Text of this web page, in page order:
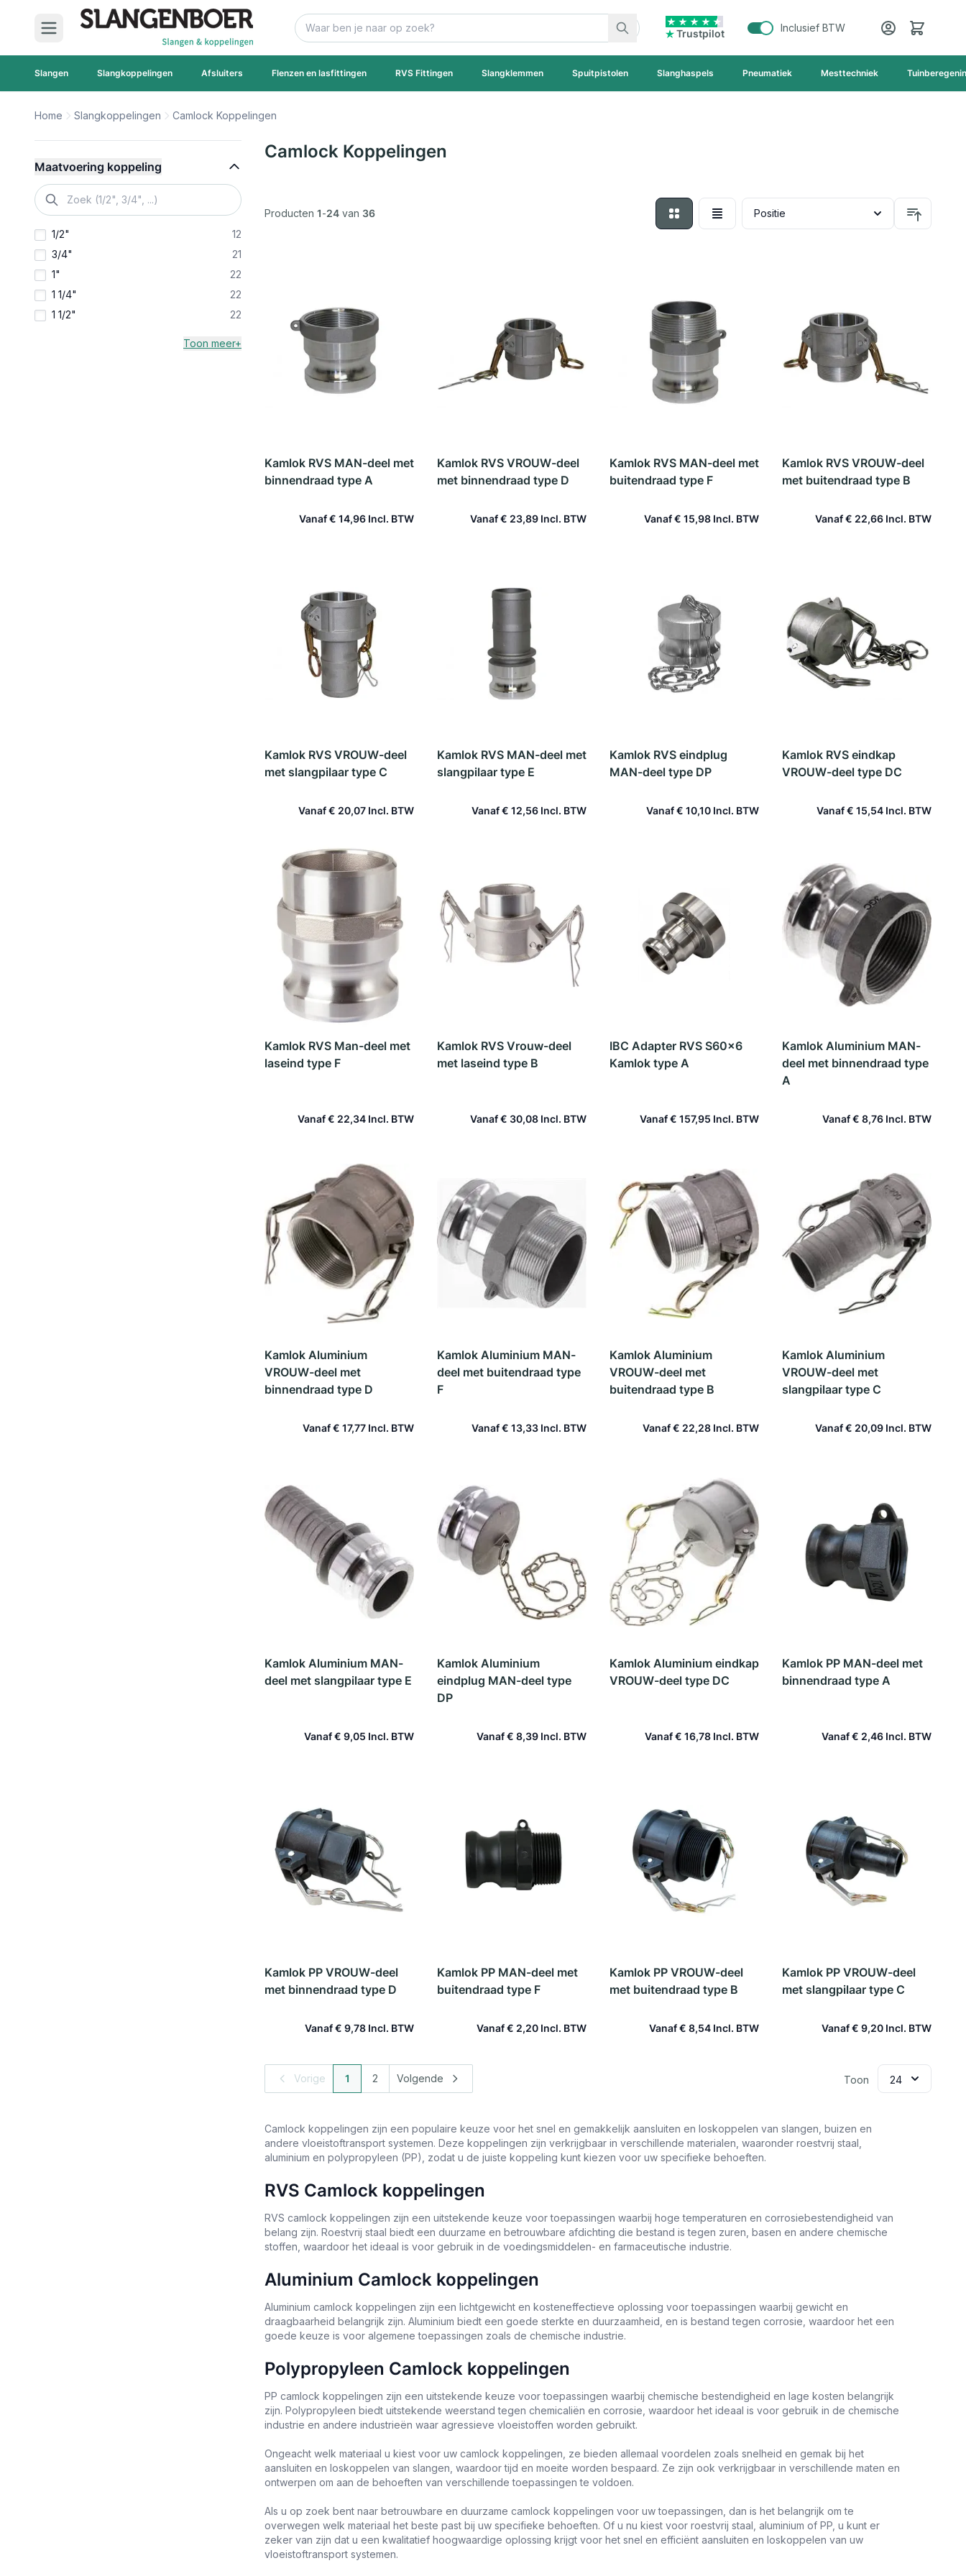
Ga naar de inhoud
Zoek
Trustpilot
Inclusief BTW Cart
Slangen Slangkoppelingen Afsluiters Flenzen en lasfittingen RVS Fittingen Slangklemmen Spuitpistolen Slanghaspels Pneumatiek Mesttechniek
Home Slangkoppelingen Camlock Koppelingen
Maatvoering koppeling
filter
1/2"
12
3/4"
21
1"
22
1 1/4"
22
1 1/2"
22
Toon meer+
Camlock Koppelingen
Producten 1-24 van 36
Foto-tabelLijst
Kamlok RVS MAN-deel met
binnendraad type A
Vanaf€ 14,96
In winkelwagen
Kamlok RVS VROUW-deel
met binnendraad type D
Vanaf€ 23,89
In winkelwagen
Kamlok RVS MAN-deel met
buitendraad type F
Vanaf€ 15,98
In winkelwagen
Kamlok RVS VROUW-deel
met buitendraad type B
Vanaf€ 22,66
In winkelwagen
Kamlok RVS VROUW-deel
met slangpilaar type C
Vanaf€ 20,07
In winkelwagen
Kamlok RVS MAN-deel met
slangpilaar type E
Vanaf€ 12,56
In winkelwagen
Kamlok RVS eindplug
MAN-deel type DP
Vanaf€ 10,10
In winkelwagen
Kamlok RVS eindkap
VROUW-deel type DC
Vanaf€ 15,54
In winkelwagen
Kamlok RVS Man-deel met
laseind type F
Vanaf€ 22,34
In winkelwagen
Kamlok RVS Vrouw-deel
met laseind type B
Vanaf€ 30,08
In winkelwagen
IBC Adapter RVS S60x6
Kamlok type A
Vanaf€ 157,95
In winkelwagen
Kamlok Aluminium MAN-
deel met binnendraad type
A
Vanaf€ 8,76
In winkelwagen
Kamlok Aluminium
VROUW-deel met
binnendraad type D
Vanaf€ 17,77
In winkelwagen
Kamlok Aluminium MAN-
deel met buitendraad type
F
Vanaf€ 13,33
In winkelwagen
Kamlok Aluminium
VROUW-deel met
buitendraad type B
Vanaf€ 22,28
In winkelwagen
Kamlok Aluminium
VROUW-deel met
slangpilaar type C
Vanaf€ 20,09
In winkelwagen
Kamlok Aluminium MAN-
deel met slangpilaar type E
Vanaf€ 9,05
In winkelwagen
Kamlok Aluminium
eindplug MAN-deel type
DP
Vanaf€ 8,39
In winkelwagen
Kamlok Aluminium eindkap
VROUW-deel type DC
Vanaf€ 16,78
In winkelwagen
Kamlok PP MAN-deel met
binnendraad type A
Vanaf€ 2,46
In winkelwagen
Kamlok PP VROUW-deel
met binnendraad type D
Vanaf€ 9,78
In winkelwagen
Kamlok PP MAN-deel met
buitendraad type F
Vanaf€ 2,20
In winkelwagen
Kamlok PP VROUW-deel
met buitendraad type B
Vanaf€ 8,54
In winkelwagen
Kamlok PP VROUW-deel
met slangpilaar type C
Vanaf€ 9,20
In winkelwagen
Vorige U lees momenteel pagina
1 Pagina
2 Volgende Toon
Camlock koppelingen zijn een populaire keuze voor het snel en gemakkelijk aansluiten en loskoppelen van slangen, buizen en
andere vloeistoftransport systemen. Deze koppelingen zijn verkrijgbaar in verschillende materialen, waaronder roestvrij staal,
aluminium en polypropyleen (PP), zodat u de juiste koppeling kunt kiezen voor uw specifieke behoeften.
RVS Camlock koppelingen
RVS camlock koppelingen zijn een uitstekende keuze voor toepassingen waarbij hoge temperaturen en corrosiebestendigheid van
belang zijn. Roestvrij staal biedt een duurzame en betrouwbare afdichting die bestand is tegen zuren, basen en andere chemische
stoffen, waardoor het ideaal is voor gebruik in de voedingsmiddelen- en farmaceutische industrie.
Aluminium Camlock koppelingen
Aluminium camlock koppelingen zijn een lichtgewicht en kosteneffectieve oplossing voor toepassingen waarbij gewicht en
draagbaarheid belangrijk zijn. Aluminium biedt een goede sterkte en duurzaamheid, en is bestand tegen corrosie, waardoor het een
goede keuze is voor algemene toepassingen zoals de chemische industrie.
Polypropyleen Camlock koppelingen
PP camlock koppelingen zijn een uitstekende keuze voor toepassingen waarbij chemische bestendigheid en lage kosten belangrijk
zijn. Polypropyleen biedt uitstekende weerstand tegen chemicaliën en corrosie, waardoor het ideaal is voor gebruik in de chemische
industrie en andere industrieën waar agressieve vloeistoffen worden gebruikt.
Ongeacht welk materiaal u kiest voor uw camlock koppelingen, ze bieden allemaal voordelen zoals snelheid en gemak bij het
aansluiten en loskoppelen van slangen, waardoor tijd en moeite worden bespaard. Ze zijn ook verkrijgbaar in verschillende maten en
ontwerpen om aan de behoeften van verschillende toepassingen te voldoen.
Als u op zoek bent naar betrouwbare en duurzame camlock koppelingen voor uw toepassingen, dan is het belangrijk om te
overwegen welk materiaal het beste past bij uw specifieke behoeften. Of u nu kiest voor roestvrij staal, aluminium of PP, u kunt er
zeker van zijn dat u een kwalitatief hoogwaardige oplossing krijgt voor het snel en efficiënt aansluiten en loskoppelen van uw
vloeistoftransport systemen.